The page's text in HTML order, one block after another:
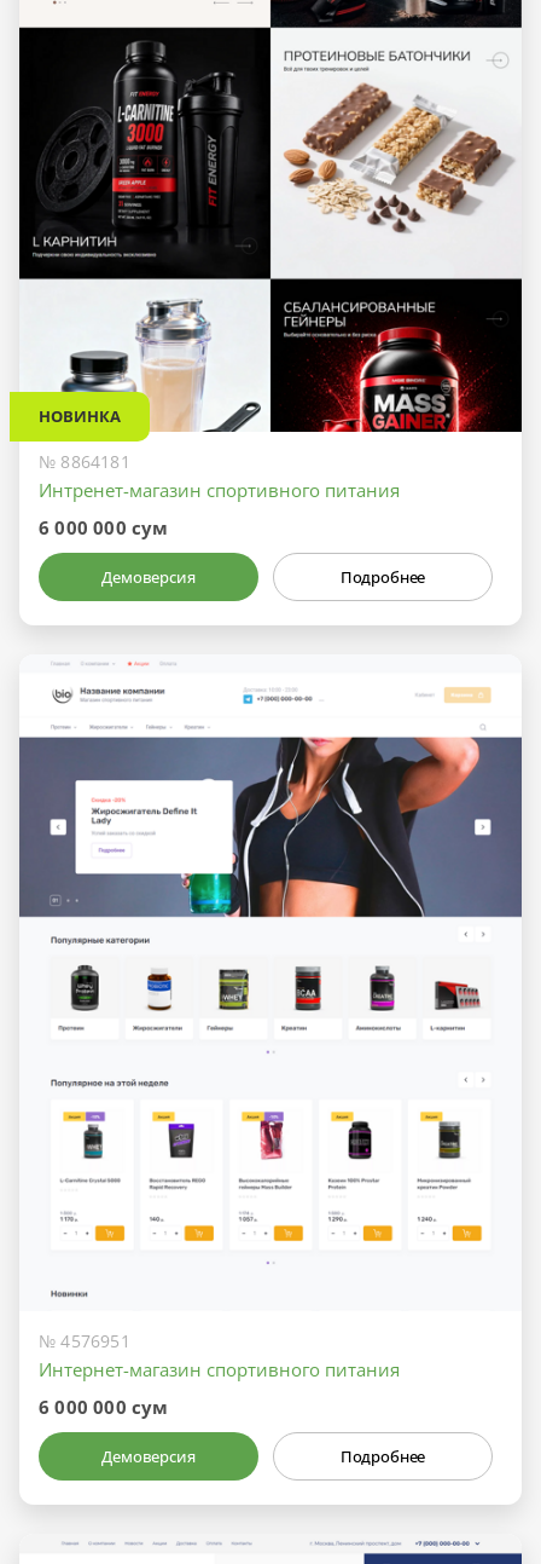
НОВИНКА
№ 8864181
Интренет-магазин спортивного питания
6 000 000 сум
Демоверсия Подробнее
№ 4576951
Интернет-магазин спортивного питания
6 000 000 сум
Демоверсия Подробнее